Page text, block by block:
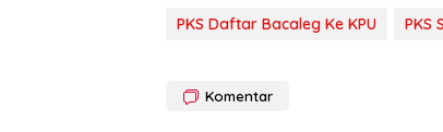
PKS Daftar Bacaleg Ke KPU PKS
Komentar